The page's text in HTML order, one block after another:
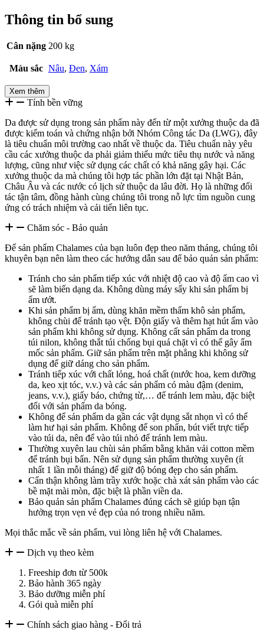
Thông tin bổ sung
Cân nặng 200 kg
Màu sắc Nâu, Đen, Xám
Xem thêm
Tính bền vững
Da được sử dụng trong sản phẩm này đến từ một xưởng thuộc da đã
được kiểm toán và chứng nhận bởi Nhóm Công tác Da (LWG), đây
là tiêu chuẩn môi trường cao nhất về thuộc da. Tiêu chuẩn này yêu
cầu các xưởng thuộc da phải giảm thiểu mức tiêu thụ nước và năng
lượng, cũng như việc sử dụng các chất có khả năng gây hại. Các
xưởng thuộc da mà chúng tôi hợp tác phần lớn đặt tại Nhật Bản,
Châu Âu và các nước có lịch sử thuộc da lâu đời. Họ là những đối
tác tận tâm, đồng hành cùng chúng tôi trong nỗ lực tìm nguồn cung
ứng có trách nhiệm và cải tiến liên tục.
Chăm sóc - Bảo quản
Để sản phẩm Chalames của bạn luôn đẹp theo năm tháng, chúng tôi
khuyên bạn nên làm theo các hướng dẫn sau để bảo quản sản phẩm:
Tránh cho sản phẩm tiếp xúc với nhiệt độ cao và độ ẩm cao vì
sẽ làm biến dạng da. Không dùng máy sấy khi sản phẩm bị
ẩm ướt.
Khi sản phẩm bị ẩm, dùng khăn mềm thấm khô sản phẩm,
không chùi để tránh tạo vệt. Độn giấy và thêm hạt hút ẩm vào
sản phẩm khi không sử dụng. Không cất sản phẩm da trong
túi nilon, không thắt túi chống bụi quá chặt vì có thể gây ẩm
mốc sản phẩm. Giữ sản phẩm trên mặt phẳng khi không sử
dụng để giữ dáng cho sản phẩm.
Tránh tiếp xúc với chất lỏng, hoá chất (nước hoa, kem dưỡng
da, keo xịt tóc, v.v.) và các sản phẩm có màu đậm (denim,
jeans, v.v.), giấy báo, chứng từ,… để tránh lem màu, đặc biệt
đối với sản phẩm da bóng.
Không để sản phẩm da gần các vật dụng sắt nhọn vì có thể
làm hư hại sản phẩm. Không để son phấn, bút viết trực tiếp
vào túi da, nên để vào túi nhỏ để tránh lem màu.
Thường xuyên lau chùi sản phẩm bằng khăn vải cotton mềm
để tránh bụi bẩn. Nên sử dụng sản phẩm thường xuyên (ít
nhất 1 lần mỗi tháng) để giữ độ bóng đẹp cho sản phẩm.
Cẩn thận không làm trầy xước hoặc chà xát sản phẩm vào các
bề mặt mài mòn, đặc biệt là phần viền da.
Bảo quản sản phẩm Chalames đúng cách sẽ giúp bạn tận
hưởng trọn vẹn vẻ đẹp của nó trong nhiều năm.
Mọi thắc mắc về sản phẩm, vui lòng liên hệ với Chalames.
Dịch vụ theo kèm
Freeship đơn từ 500k
Bảo hành 365 ngày
Bảo dưỡng miễn phí
Gói quà miễn phí
Chính sách giao hàng - Đổi trả